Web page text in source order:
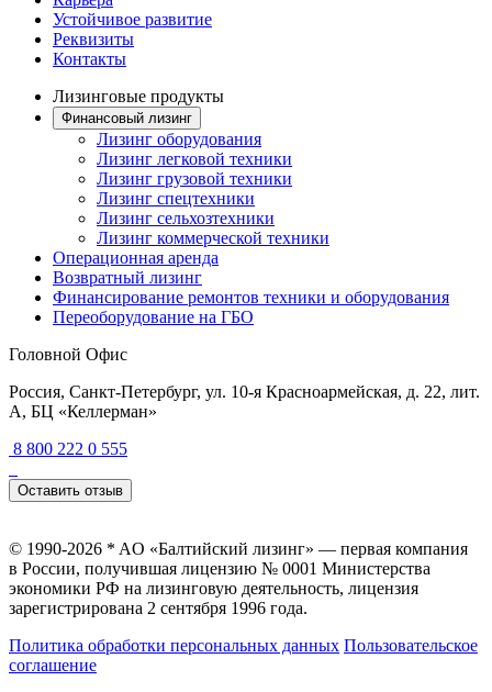
Устойчивое развитие
Реквизиты
Контакты
Лизинговые продукты
Финансовый лизинг
Лизинг оборудования
Лизинг легковой техники
Лизинг грузовой техники
Лизинг спецтехники
Лизинг сельхозтехники
Лизинг коммерческой техники
Операционная аренда
Возвратный лизинг
Финансирование ремонтов техники и оборудования
Переоборудование на ГБО
Головной Офис
Россия, Санкт-Петербург, ул. 10-я Красноармейская, д. 22, лит.
А, БЦ «Келлерман»
8 800 222 0 555
Оставить отзыв
© 1990-2026 * AO «Балтийский лизинг» — первая компания
в России, получившая лицензию № 0001 Министерства
экономики РФ на лизинговую деятельность, лицензия
зарегистрирована 2 сентября 1996 года.
Политика обработки персональных данных Пользовательское
соглашение